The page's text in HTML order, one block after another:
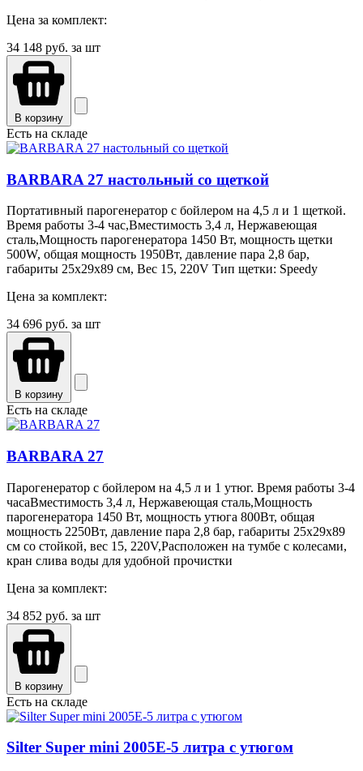
Цена за комплект:
34 148 руб. за шт
В корзину
Есть на складе
BARBARA 27 настольный со щеткой
Портативный парогенератор с бойлером на 4,5 л и 1 щеткой.
Время работы 3-4 час,Вместимость 3,4 л, Нержавеющая
сталь,Мощность парогенератора 1450 Вт, мощность щетки
500W, общая мощность 1950Вт, давление пара 2,8 бар,
габариты 25х29х89 см, Вес 15, 220V Тип щетки: Speedy
Цена за комплект:
34 696 руб. за шт
В корзину
Есть на складе
BARBARA 27
Парогенератор с бойлером на 4,5 л и 1 утюг. Время работы 3-4
часаВместимость 3,4 л, Нержавеющая сталь,Мощность
парогенератора 1450 Вт, мощность утюга 800Вт, общая
мощность 2250Вт, давление пара 2,8 бар, габариты 25х29х89
см со стойкой, вес 15, 220V,Расположен на тумбе с колесами,
кран слива воды для удобной прочистки
Цена за комплект:
34 852 руб. за шт
В корзину
Есть на складе
Silter Super mini 2005Е-5 литра с утюгом